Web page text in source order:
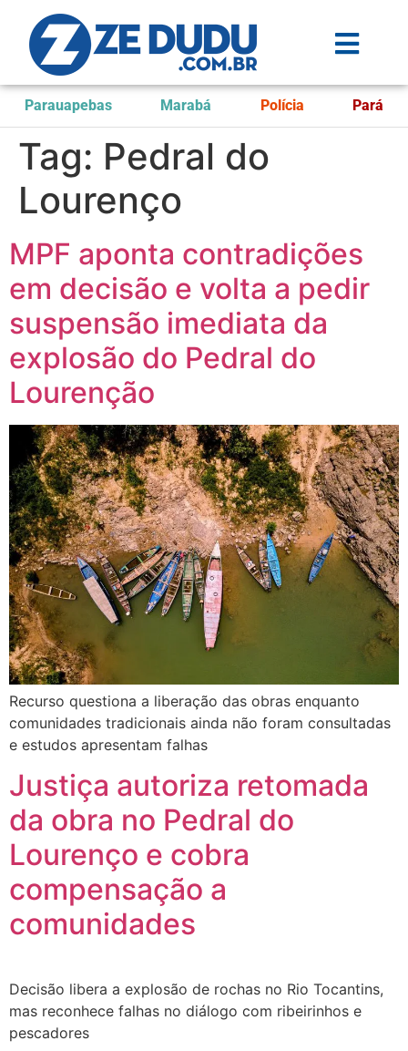
Parauapebas Marabá Polícia Pará
Tag: Pedral do
Lourenço
MPF aponta contradições
em decisão e volta a pedir
suspensão imediata da
explosão do Pedral do
Lourenção
Recurso questiona a liberação das obras enquanto
comunidades tradicionais ainda não foram consultadas
e estudos apresentam falhas
Justiça autoriza retomada
da obra no Pedral do
Lourenço e cobra
compensação a
comunidades
Decisão libera a explosão de rochas no Rio Tocantins,
mas reconhece falhas no diálogo com ribeirinhos e
pescadores